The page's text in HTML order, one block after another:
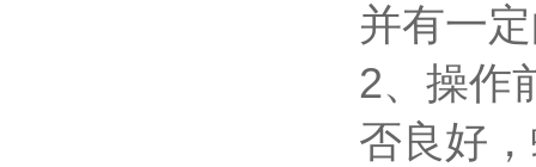
并有一
2、操作
否良好